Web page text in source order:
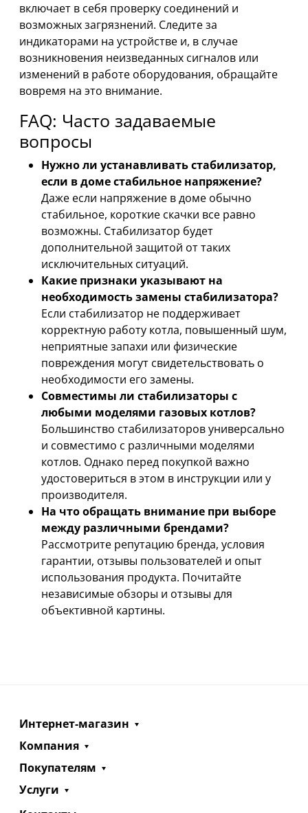
включает в себя проверку соединений и
возможных загрязнений. Следите за
индикаторами на устройстве и, в случае
возникновения неизведанных сигналов или
изменений в работе оборудования, обращайте
вовремя на это внимание.
FAQ: Часто задаваемые
вопросы
Нужно ли устанавливать стабилизатор,
если в доме стабильное напряжение?
Даже если напряжение в доме обычно
стабильное, короткие скачки все равно
возможны. Стабилизатор будет
дополнительной защитой от таких
исключительных ситуаций.
Какие признаки указывают на
необходимость замены стабилизатора?
Если стабилизатор не поддерживает
корректную работу котла, повышенный шум,
неприятные запахи или физические
повреждения могут свидетельствовать о
необходимости его замены.
Совместимы ли стабилизаторы с
любыми моделями газовых котлов?
Большинство стабилизаторов универсально
и совместимо с различными моделями
котлов. Однако перед покупкой важно
удостовериться в этом в инструкции или у
производителя.
На что обращать внимание при выборе
между различными брендами?
Рассмотрите репутацию бренда, условия
гарантии, отзывы пользователей и опыт
использования продукта. Почитайте
независимые обзоры и отзывы для
объективной картины.
Интернет-магазин
Компания
Покупателям
Услуги